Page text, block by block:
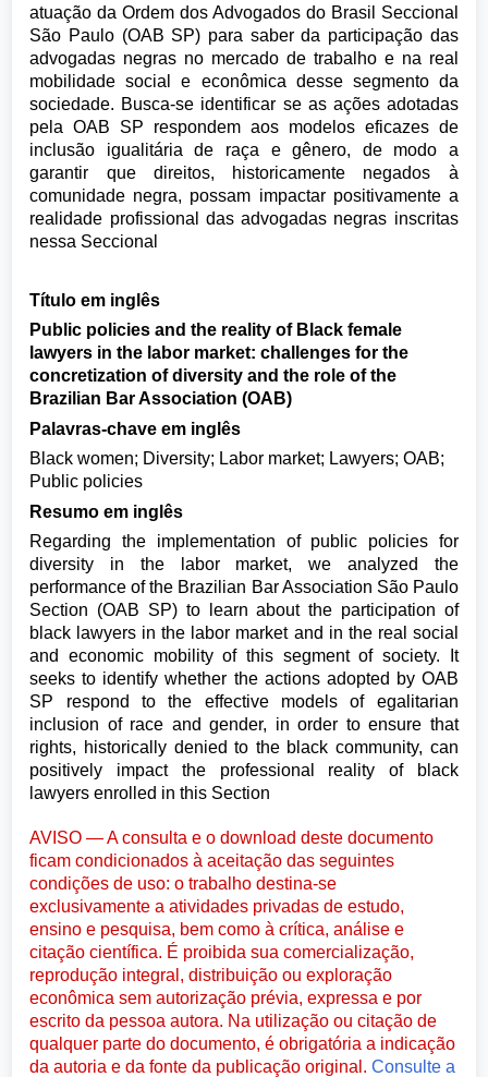
atuação da Ordem dos Advogados do Brasil Seccional
São Paulo (OAB SP) para saber da participação das
advogadas negras no mercado de trabalho e na real
mobilidade social e econômica desse segmento da
sociedade. Busca-se identificar se as ações adotadas
pela OAB SP respondem aos modelos eficazes de
inclusão igualitária de raça e gênero, de modo a
garantir que direitos, historicamente negados à
comunidade negra, possam impactar positivamente a
realidade profissional das advogadas negras inscritas
nessa Seccional
Título em inglês
Public policies and the reality of Black female
lawyers in the labor market: challenges for the
concretization of diversity and the role of the
Brazilian Bar Association (OAB)
Palavras-chave em inglês
Black women; Diversity; Labor market; Lawyers; OAB;
Public policies
Resumo em inglês
Regarding the implementation of public policies for
diversity in the labor market, we analyzed the
performance of the Brazilian Bar Association São Paulo
Section (OAB SP) to learn about the participation of
black lawyers in the labor market and in the real social
and economic mobility of this segment of society. It
seeks to identify whether the actions adopted by OAB
SP respond to the effective models of egalitarian
inclusion of race and gender, in order to ensure that
rights, historically denied to the black community, can
positively impact the professional reality of black
lawyers enrolled in this Section
AVISO — A consulta e o download deste documento
ficam condicionados à aceitação das seguintes
condições de uso: o trabalho destina-se
exclusivamente a atividades privadas de estudo,
ensino e pesquisa, bem como à crítica, análise e
citação científica. É proibida sua comercialização,
reprodução integral, distribuição ou exploração
econômica sem autorização prévia, expressa e por
escrito da pessoa autora. Na utilização ou citação de
qualquer parte do documento, é obrigatória a indicação
da autoria e da fonte da publicação original.Consulte a